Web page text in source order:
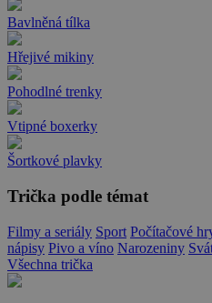
Bavlněná tílka
Hřejivé mikiny
Pohodlné trenky
Vtipné boxerky
Šortkové plavky
Trička podle témat
Filmy a seriály Sport Počítačové
nápisy Pivo a víno Narozeniny
Všechna trička